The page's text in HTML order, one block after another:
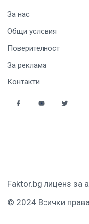
За нас
Общи условия
Поверителност
За реклама
Контакти
Faktor.bg лиценз за
© 2024 Всички